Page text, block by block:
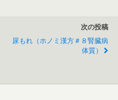
次の投稿
尿もれ（ホノミ漢方＃８腎臓病
体質）